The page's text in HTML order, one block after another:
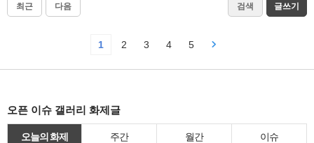
최근 다음 검색 글쓰기
1 2 3 4 5
오픈 이슈 갤러리 화제글
오늘의 화제 주간 월간 이슈